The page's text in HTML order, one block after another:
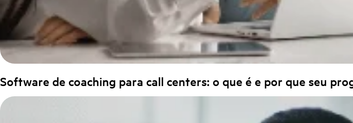
Software de coaching para call centers: o que é e por que seu